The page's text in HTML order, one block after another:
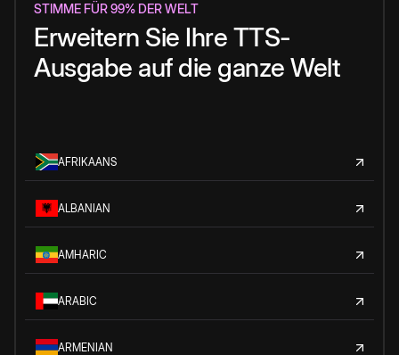
STIMME FÜR 99% DER WELT
Erweitern Sie Ihre TTS-
Ausgabe auf die ganze Welt
AFRIKAANS
ALBANIAN
AMHARIC
ARABIC
ARMENIAN